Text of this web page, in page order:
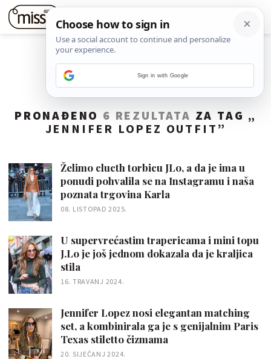
PRONAĐENO 6 REZULTATA ZA TAG „
JENNIFER LOPEZ OUTFIT ”
Želimo clucth torbicu JLo, a da je ima u
ponudi pohvalila se na Instagramu i naša
poznata trgovina Karla
08. LISTOPAD 2025.
U supervrećastim trapericama i mini topu
J.Lo je još jednom dokazala da je kraljica
stila
16. TRAVANJ 2024.
Jennifer Lopez nosi elegantan matching
set, a kombinirala ga je s genijalnim Paris
Texas stiletto čizmama
20. SIJEČANJ 2024.
Sign in with Google